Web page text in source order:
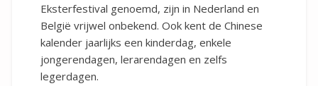
Eksterfestival genoemd, zijn in Nederland en
België vrijwel onbekend. Ook kent de Chinese
kalender jaarlijks een kinderdag, enkele
jongerendagen, lerarendagen en zelfs
legerdagen.